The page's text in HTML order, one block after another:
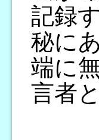
記録
秘に
端に
言者